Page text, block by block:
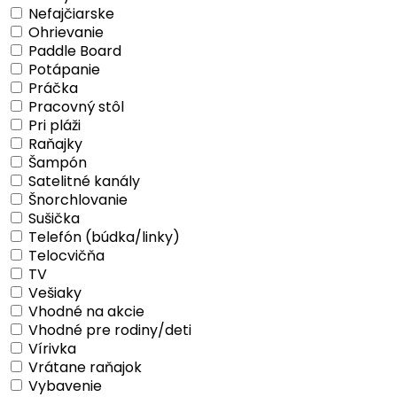
Nefajčiarske
Ohrievanie
Paddle Board
Potápanie
Práčka
Pracovný stôl
Pri pláži
Raňajky
Šampón
Satelitné kanály
Šnorchlovanie
Sušička
Telefón (búdka/linky)
Telocvičňa
TV
Vešiaky
Vhodné na akcie
Vhodné pre rodiny/deti
Vírivka
Vrátane raňajok
Vybavenie